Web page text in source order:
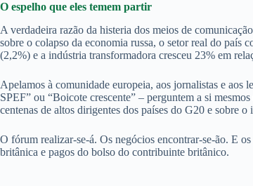
O espelho que eles temem partir
A verdadeira razão da histeria dos meios de
sobre o colapso da economia russa, o setor real do país
(2,2%) e a indústria transformadora cresceu 23% em
Apelamos à comunidade europeia, aos jornalistas e
SPEF” ou “Boicote crescente” – perguntem a si
centenas de altos dirigentes dos países do G20 e sobre
O fórum realizar-se-á. Os negócios encontrar-se-ão. E
britânica e pagos do bolso do contribuinte britânico.